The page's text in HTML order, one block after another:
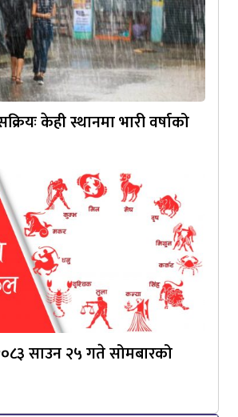
केही स्थानमा भारी वर्षाको
साउन २५ गते सोमबारको